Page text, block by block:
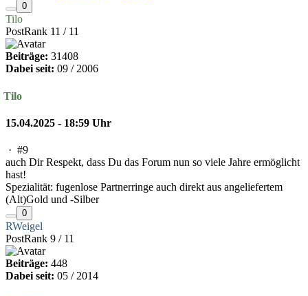
0
Tilo
PostRank 11 / 11
Beiträge: 31408
Dabei seit: 09 / 2006
Tilo
15.04.2025 - 18:59 Uhr
· #9
auch Dir Respekt, dass Du das Forum nun so viele Jahre ermöglicht
hast!
Spezialität: fugenlose Partnerringe auch direkt aus angeliefertem
(Alt)Gold und -Silber
0
RWeigel
PostRank 9 / 11
Beiträge: 448
Dabei seit: 05 / 2014